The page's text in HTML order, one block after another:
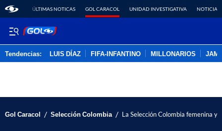
ÚLTIMAS NOTICAS GOL CARACOL UNIDAD INVESTIGATIVA NOTICIAS
Tendencias: LUIS DÍAZ FIFA-INFANTINO MILLONARIOS
Gol Caracol / Selección Colombia / La Selección Colombia femenina